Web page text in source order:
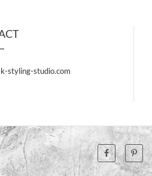
styling-studio.com